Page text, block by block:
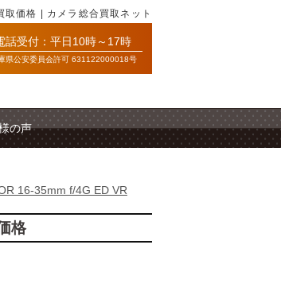
価格 | カメラ総合買取ネット
話受付：平日10時～17時
県公安委員会許可 631122000018号
の声
16-35mm f/4G ED VR
格